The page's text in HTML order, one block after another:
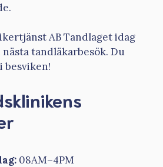
AB Tandlaget idag
tandläkarbesök. Du
besviken!
08AM–4PM